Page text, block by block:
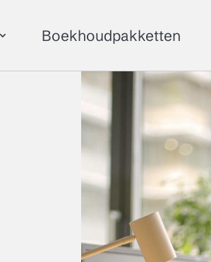
Boekhoudpakketten